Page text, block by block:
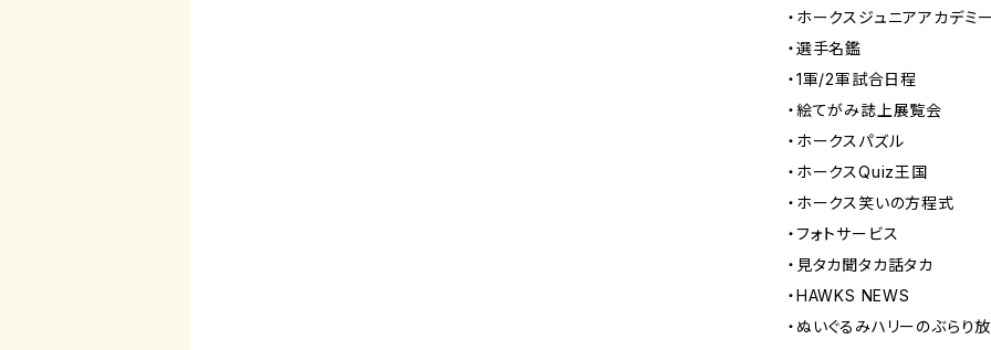
・ホークスジュニアアカデミー
・選手名鑑
・1軍/2軍試合日程
・絵てがみ誌上展覧会
・ホークスパズル
・ホークスQuiz王国
・ホークス笑いの方程式
・フォトサービス
・見タカ聞タカ話タカ
・HAWKS NEWS
・ぬいぐるみハリーのぶらり